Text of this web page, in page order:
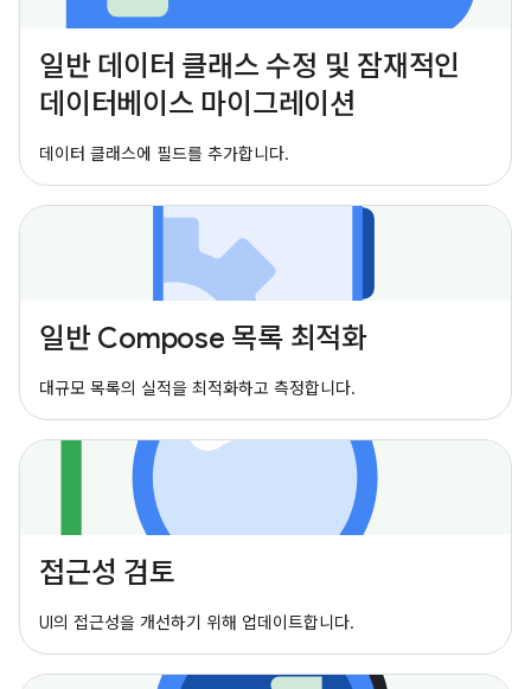
일반 데이터 클래스 수정 및 잠재적인
데이터베이스 마이그레이션
데이터 클래스에 필드를 추가합니다.
일반 Compose 목록 최적화
대규모 목록의 실적을 최적화하고 측정합니다.
접근성 검토
UI의 접근성을 개선하기 위해 업데이트합니다.